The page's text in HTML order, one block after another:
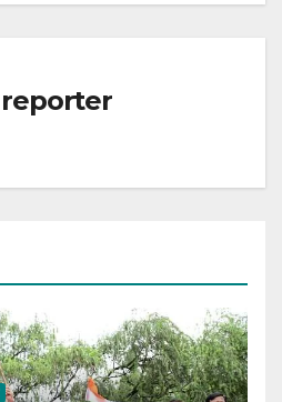
reporter